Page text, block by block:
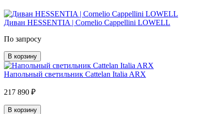
Диван HESSENTIA | Cornelio Cappellini LOWELL
По запросу
В корзину
Напольный светильник Cattelan Italia ARX
217 890 ₽
В корзину